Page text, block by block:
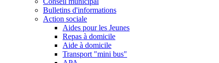
Bulletins d'informations
Action sociale
Aides pour les Jeunes
Repas à domicile
Aide à domicile
Transport "mini bus"